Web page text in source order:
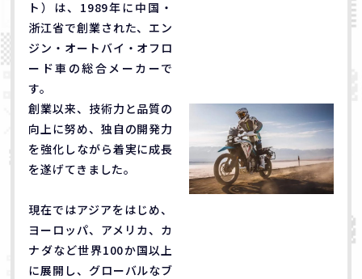
ト）は、1989年に中国・
浙江省で創業された、エン
ジン・オートバイ・オフロ
ード車の総合メーカーで
す。
創業以来、技術力と品質の
向上に努め、独自の開発力
を強化しながら着実に成長
を遂げてきました。
現在ではアジアをはじめ、
ヨーロッパ、アメリカ、カ
ナダなど世界100か国以上
に展開し、グローバルなブ